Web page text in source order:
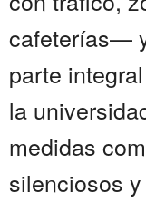
cafeterías—
parte
la
medidas
silenciosos